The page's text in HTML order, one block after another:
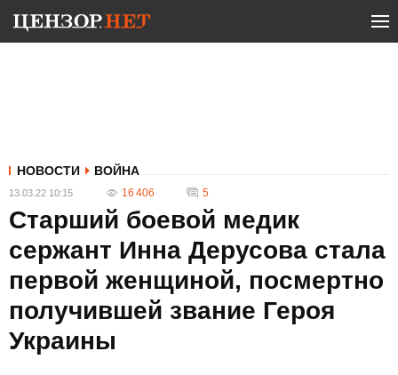
НОВОСТИ ВОЙНА
13.03.22 10:15 16 406 5
Старший боевой медик
сержант Инна Дерусова стала
первой женщиной, посмертно
получившей звание Героя
Украины